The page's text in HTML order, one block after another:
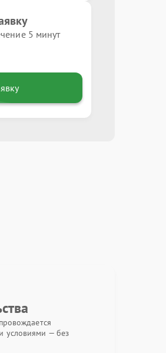
5 минут
условиями — без